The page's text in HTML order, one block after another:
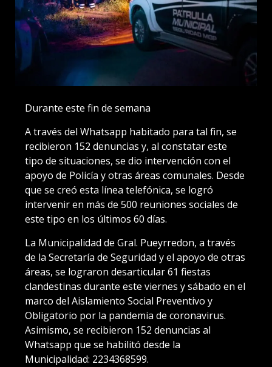
Durante este fin de semana
A través del Whatsapp habitado para tal fin, se
recibieron 152 denuncias y, al constatar este
tipo de situaciones, se dio intervención con el
apoyo de Policía y otras áreas comunales. Desde
que se creó esta línea telefónica, se logró
intervenir en más de 500 reuniones sociales de
este tipo en los últimos 60 días.
La Municipalidad de Gral. Pueyrredon, a través
de la Secretaría de Seguridad y el apoyo de otras
áreas, se lograron desarticular 61 fiestas
clandestinas durante este viernes y sábado en el
marco del Aislamiento Social Preventivo y
Obligatorio por la pandemia de coronavirus.
Asimismo, se recibieron 152 denuncias al
Whatsapp que se habilitó desde la
Municipalidad: 2234368599.